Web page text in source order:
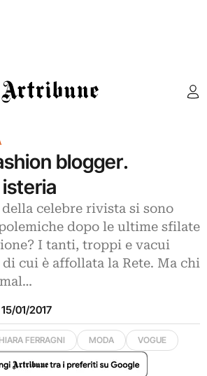
Artribune
blogger.
celebre rivista si sono
dopo le ultime sfilate
I tanti, troppi e vacui
cui è affollata la Rete. Ma chi
15/01/2017
FERRAGNI MODA VOGUE